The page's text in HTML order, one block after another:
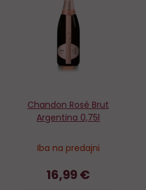
Chandon Rosé Brut
Argentina 0,75l
Iba na predajni
16,99 €